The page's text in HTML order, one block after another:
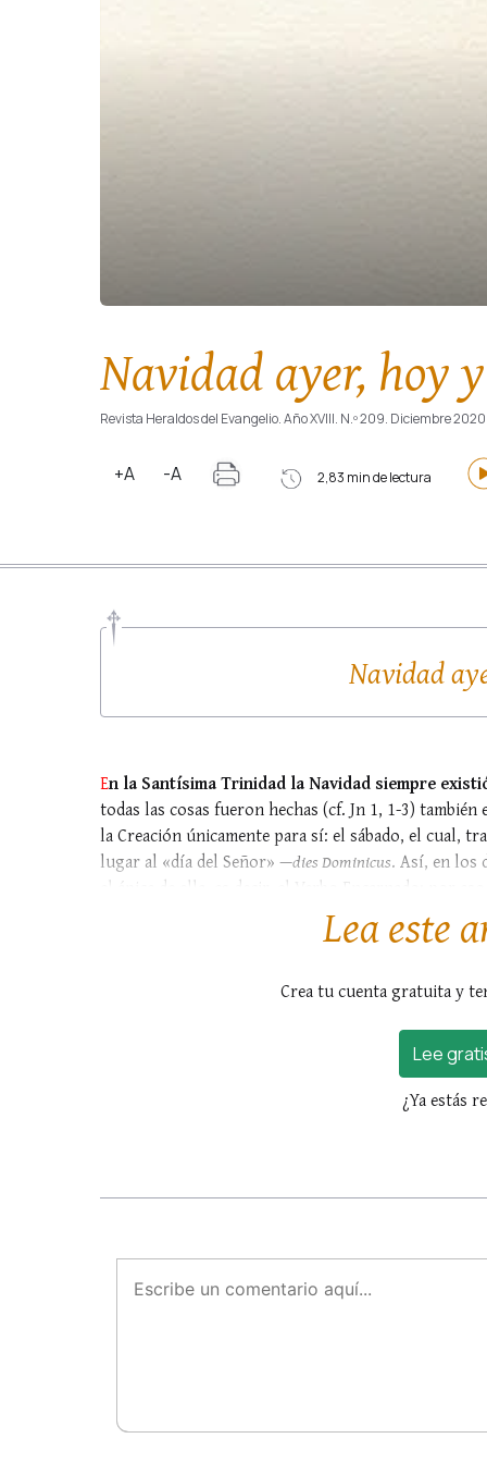
Navidad ayer, hoy
Revista Heraldos del Evangelio. Año XVIII. N.º 209. Diciembre 2020
+A -A 2,83 min de lectura
Navidad
En la Santísima Trinidad la Navidad siempre
todas las cosas fueron hechas (cf. Jn 1, 1-3)
la Creación únicamente para sí: el sábado, el cual,
lugar al «día del Señor» —dies Dominicus. Así, en los
el ápice de ella, es decir, el Verbo Encarnado: por eso
Lea este
Crea tu cuenta gratuita y
Lee
¿Ya estás